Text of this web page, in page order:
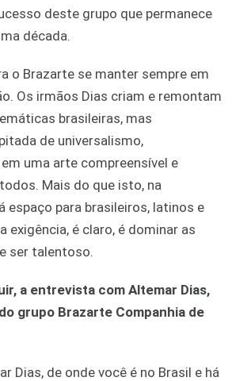
deste grupo que permanece
década.
o Brazarte se manter sempre em
Os irmãos Dias criam e remontam
brasileiras, mas
de universalismo,
uma arte compreensível e
Mais do que isto, na
espaço para brasileiros, latinos e
exigência, é claro, é dominar as
ser talentoso.
a entrevista com Altemar Dias,
grupo Brazarte Companhia de
Dias, de onde você é no Brasil e há